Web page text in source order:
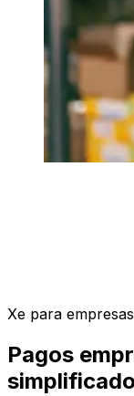
Xe para empresas
Pagos